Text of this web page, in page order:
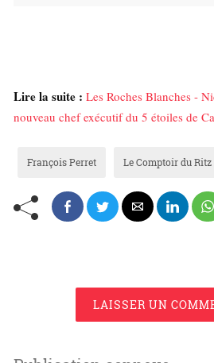
Lire la suite : Les Roches Blanches -
nouveau chef exécutif du 5 étoiles de
François Perret Le Comptoir du Ritz
LAISSER UN